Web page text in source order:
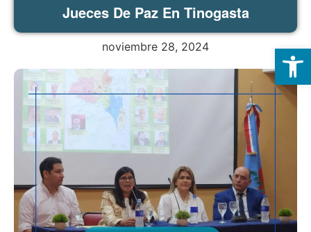
Jueces De Paz En Tinogasta
noviembre 28, 2024